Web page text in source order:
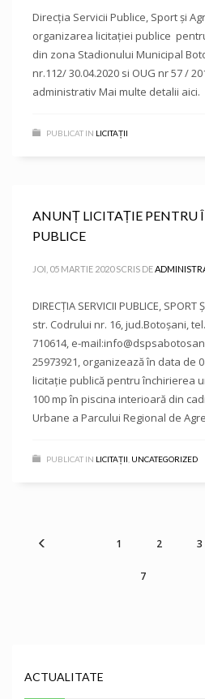
Direcţia Servicii Publice, Sport şi
organizarea licitaţiei publice
din zona Stadionului Municipal
nr.112/ 30.04.2020 si OUG nr 57 /
administrativ Mai multe detalii aici.
PUBLICAT IN LICITAȚII
ANUNȚ LICITAȚIE PENTRU
PUBLICE
JOI, 05 MARTIE 2020 SCRIS DE
DIRECȚIA SERVICII PUBLICE,
str. Codrului nr. 16, jud.Botoșani,
710614, e-
25973921, organizează în data de
licitaţie publică pentru închirierea
100 mp în piscina interioară din
Urbane a Parcului Regional de
PUBLICAT IN LICITAȚII UNCATEGORIZED
1 2 3
7
ACTUALITATE